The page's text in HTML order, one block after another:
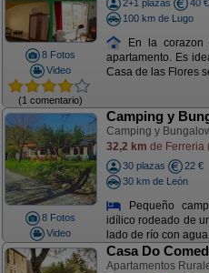
8 Fotos
Video
(1 comentario)
2+1 plazas
40 €
100 km de Lugo
En la
apartamento. Es
Casa de las Flores
8 Fotos
Video
Camping y
Camping y
32,2 km de Ferreria
30 plazas
22 €
30 km de León
Pequeño
idílico rodeado de
lado de río con
Casa Do
Apartamentos